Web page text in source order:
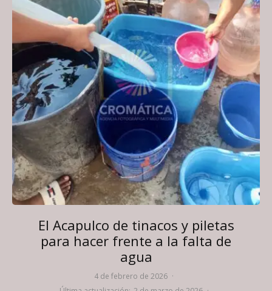
El Acapulco de tinacos y piletas
para hacer frente a la falta de
agua
4 de febrero de 2026 ·